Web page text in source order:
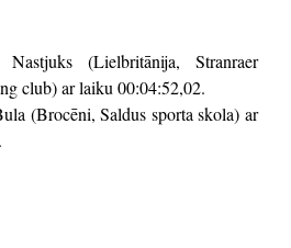
(Lielbritānija, Stranraer
club) ar laiku 00:04:52,02.
(Brocēni, Saldus sporta skola) ar